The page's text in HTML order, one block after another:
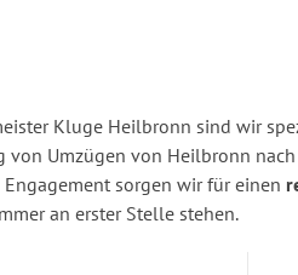
Kluge Heilbronn sind wir
von Umzügen von Heilbronn
sorgen wir für einen
an erster Stelle stehen.